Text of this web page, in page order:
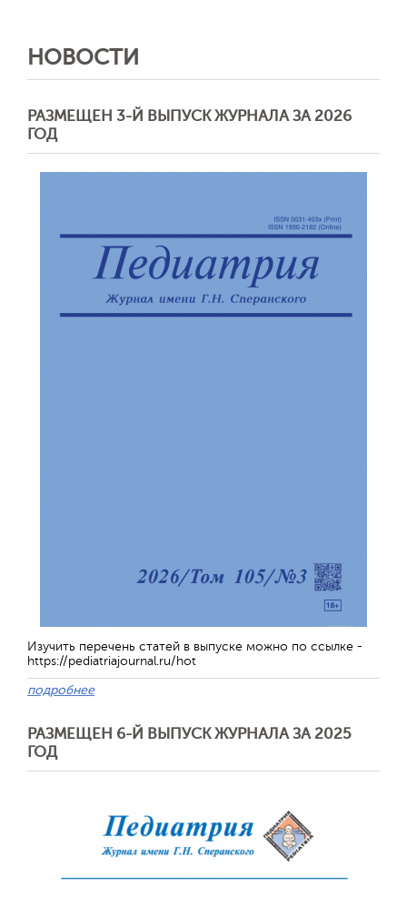
НОВОСТИ
РАЗМЕЩЕН 3-Й ВЫПУСК ЖУРНАЛА ЗА 2026
ГОД
Изучить перечень статей в выпуске можно по ссылке -
https://pediatriajournal.ru/hot
подробнее
РАЗМЕЩЕН 6-Й ВЫПУСК ЖУРНАЛА ЗА 2025
ГОД